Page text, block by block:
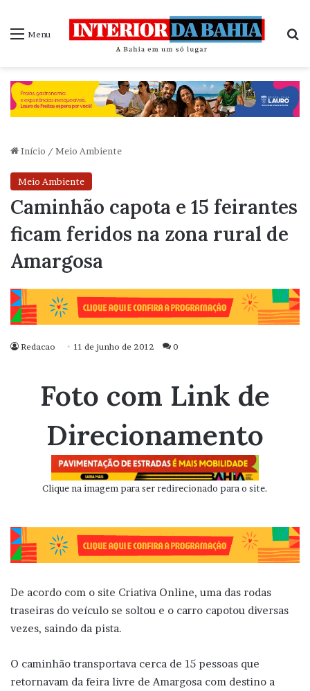
Menu
Início / Meio Ambiente
Meio Ambiente
Caminhão capota e 15 feirantes
ficam feridos na zona rural de
Amargosa
Redacao 11 de junho de 2012 0
Foto com Link de
Direcionamento
Clique na imagem para ser redirecionado para o site.
De acordo com o site Criativa Online, uma das rodas
traseiras do veículo se soltou e o carro capotou diversas
vezes, saindo da pista.
O caminhão transportava cerca de 15 pessoas que
retornavam da feira livre de Amargosa com destino a